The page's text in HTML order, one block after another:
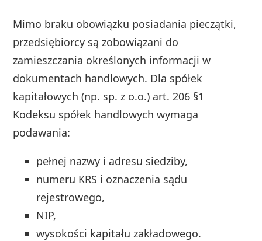
Mimo braku obowiązku posiadania pieczątki,
przedsiębiorcy są zobowiązani do
zamieszczania określonych informacji w
dokumentach handlowych. Dla spółek
kapitałowych (np. sp. z o.o.) art. 206 §1
Kodeksu spółek handlowych wymaga
podawania:
pełnej nazwy i adresu siedziby,
numeru KRS i oznaczenia sądu
rejestrowego,
NIP,
wysokości kapitału zakładowego.